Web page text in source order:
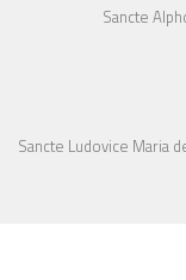
Sancte
Sancte Ludovice Maria